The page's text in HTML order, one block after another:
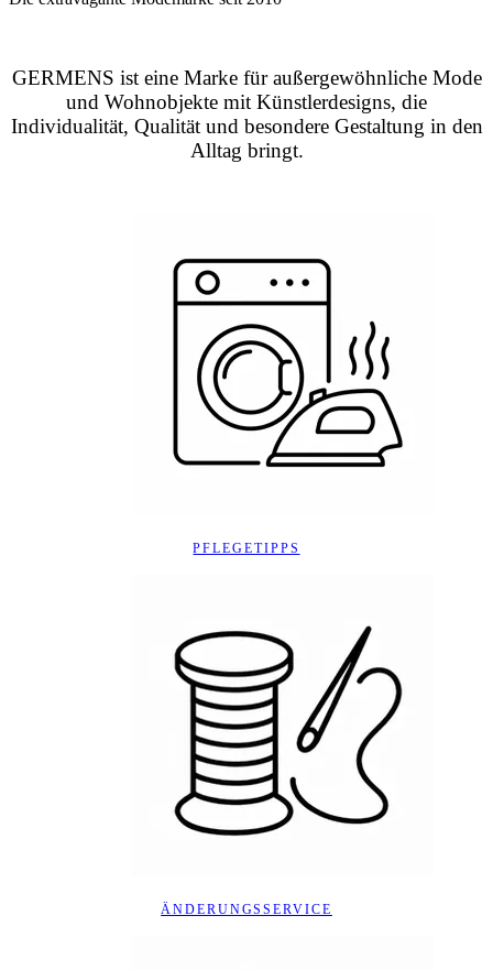
GERMENS ist eine Marke für außergewöhnliche Mode
und Wohnobjekte mit Künstlerdesigns, die
Individualität, Qualität und besondere Gestaltung in den
Alltag bringt.
PFLEGETIPPS
ÄNDERUNGSSERVICE